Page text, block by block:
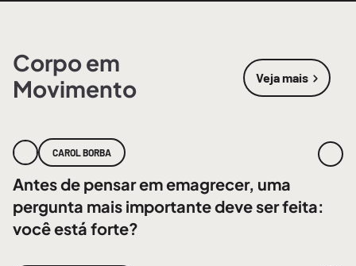
Corpo em
Movimento
Veja mais
sobre
CAROL BORBA
Antes de pensar em emagrecer, uma
pergunta mais importante deve ser feita:
você está forte?